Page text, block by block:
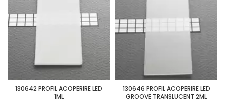
130642 PROFIL ACOPERIRE LED
1ML
130646 PROFIL ACOPERIRE LED
GROOVE TRANSLUCENT 2ML